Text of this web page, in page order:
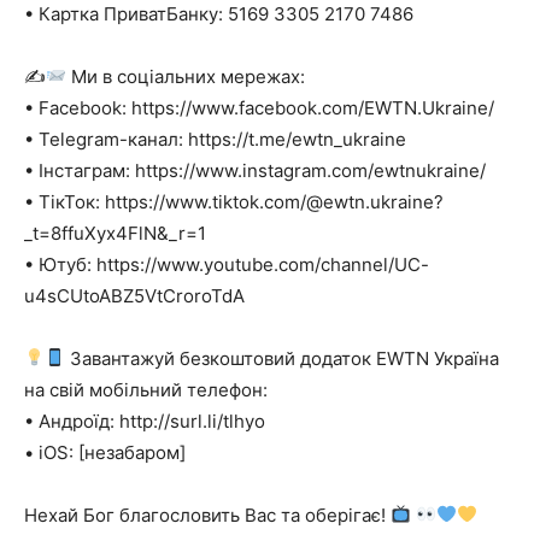
• Картка ПриватБанку: 5169 3305 2170 7486
✍
Ми в соціальних мережах:
• Facebook: https://www.facebook.com/EWTN.Ukraine/
• Telegram-канал: https://t.me/ewtn_ukraine
• Інстаграм: https://www.instagram.com/ewtnukraine/
• ТікТок: https://www.tiktok.com/@ewtn.ukraine?
_t=8ffuXyx4FlN&_r=1
• Ютуб: https://www.youtube.com/channel/UC-
u4sCUtoABZ5VtCroroTdA
Завантажуй безкоштовий додаток EWTN Україна
на свій мобільний телефон:
• Андроїд: http://surl.li/tlhyo
• iOS: [незабаром]
Нехай Бог благословить Вас та оберігає!